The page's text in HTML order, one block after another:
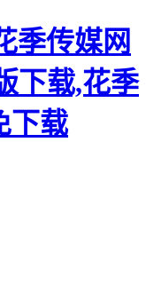
季传媒网
下载,花季
下载